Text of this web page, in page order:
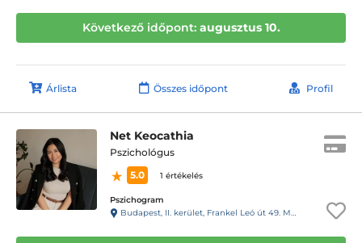
Következő időpont: augusztus 10.
Árlista Összes időpont Profil
Net Keocathia
Pszichológus
5.0
1 értékelés
Pszichogram
Budapest, II. kerület, Frankel Leó út 49. Magasföldszint 1., csengő: 4.